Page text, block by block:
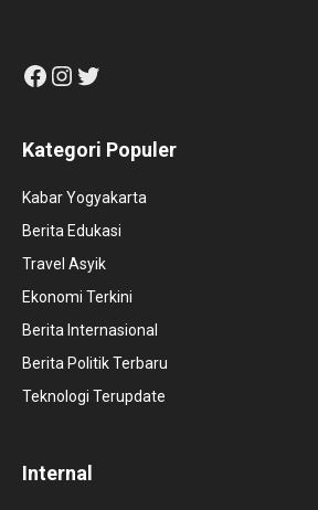
Facebook
Instagram
Twitter
Kategori Populer
Kabar Yogyakarta
Berita Edukasi
Travel Asyik
Ekonomi Terkini
Berita Internasional
Berita Politik Terbaru
Teknologi Terupdate
Internal